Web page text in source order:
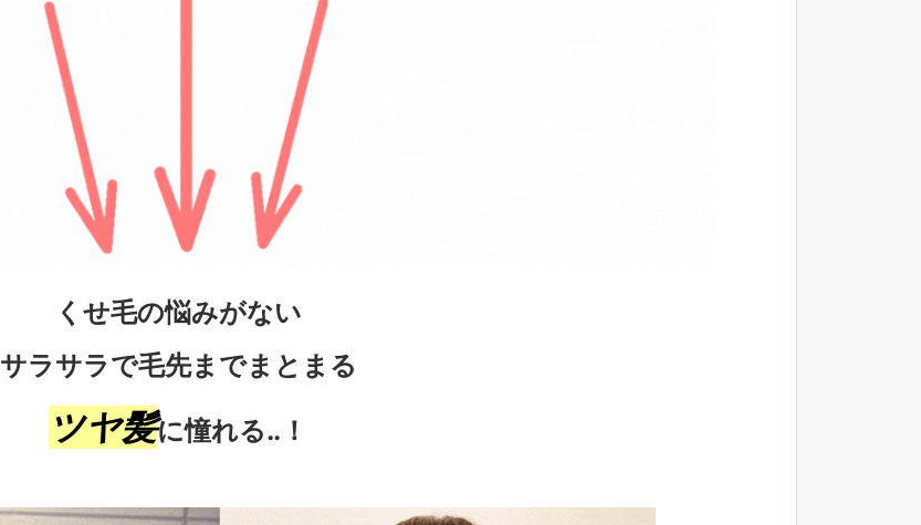
くせ毛の悩みがない
サラサラで毛先までまとまる
ツヤ髪に憧れる‥！